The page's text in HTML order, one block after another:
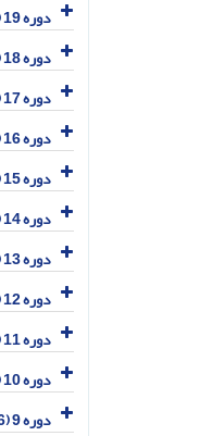
دوره 19 (1396)
دوره 18 (1395)
دوره 17 (1394)
دوره 16 (1393)
دوره 15 (1392)
دوره 14 (1391)
دوره 13 (1390)
دوره 12 (1389)
دوره 11 (1388)
دوره 10 (1387)
دوره 9 (1386)